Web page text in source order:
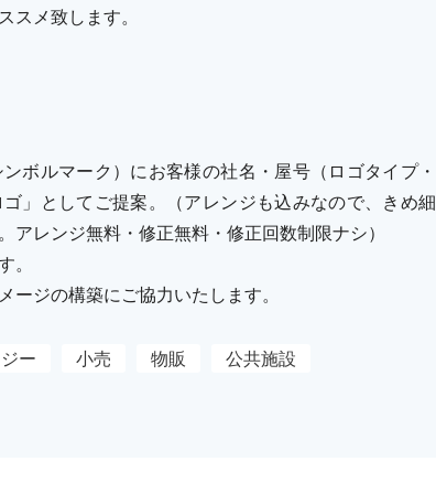
メ致します。
ボルマーク）にお客様の社名・屋号（ロゴタイプ・
」としてご提案。（アレンジも込みなので、きめ細
レンジ無料・修正無料・修正回数制限ナシ）
ジの構築にご協力いたします。
ー 小売 物販
公共施設